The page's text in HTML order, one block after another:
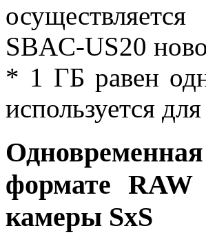
SBAC-US20
* 1 ГБ равен
используется
формате RAW
камеры SxS